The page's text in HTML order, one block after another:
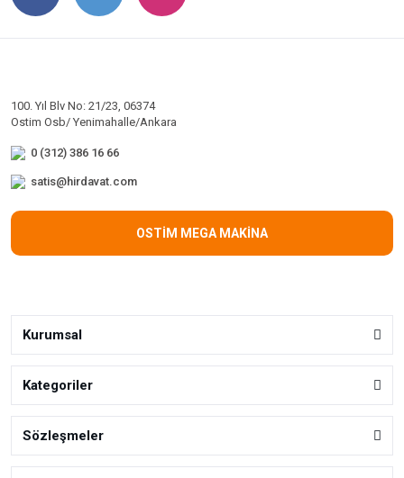
100. Yıl Blv No: 21/23, 06374
Ostim Osb/ Yenimahalle/Ankara
0 (312) 386 16 66
satis@hirdavat.com
OSTİM MEGA MAKİNA
Kurumsal
Kategoriler
Sözleşmeler